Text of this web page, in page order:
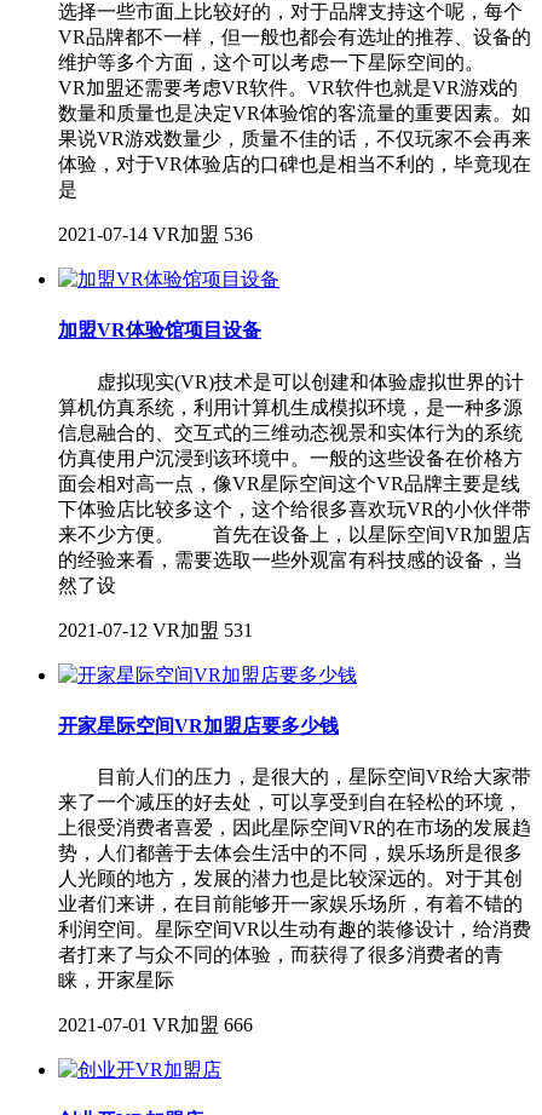
选择一些市面上比较好的，对于品牌支持这个呢，每个
VR品牌都不一样，但一般也都会有选址的推荐、设备的
维护等多个方面，这个可以考虑一下星际空间的。
VR加盟还需要考虑VR软件。VR软件也就是VR游戏的
数量和质量也是决定VR体验馆的客流量的重要因素。如
果说VR游戏数量少，质量不佳的话，不仅玩家不会再来
体验，对于VR体验店的口碑也是相当不利的，毕竟现在
是
2021-07-14 VR加盟 536
加盟VR体验馆项目设备
虚拟现实(VR)技术是可以创建和体验虚拟世界的计
算机仿真系统，利用计算机生成模拟环境，是一种多源
信息融合的、交互式的三维动态视景和实体行为的系统
仿真使用户沉浸到该环境中。一般的这些设备在价格方
面会相对高一点，像VR星际空间这个VR品牌主要是线
下体验店比较多这个，这个给很多喜欢玩VR的小伙伴带
来不少方便。 首先在设备上，以星际空间VR加盟店
的经验来看，需要选取一些外观富有科技感的设备，当
然了设
2021-07-12 VR加盟 531
开家星际空间VR加盟店要多少钱
目前人们的压力，是很大的，星际空间VR给大家带
来了一个减压的好去处，可以享受到自在轻松的环境，
上很受消费者喜爱，因此星际空间VR的在市场的发展趋
势，人们都善于去体会生活中的不同，娱乐场所是很多
人光顾的地方，发展的潜力也是比较深远的。对于其创
业者们来讲，在目前能够开一家娱乐场所，有着不错的
利润空间。星际空间VR以生动有趣的装修设计，给消费
者打来了与众不同的体验，而获得了很多消费者的青
睐，开家星际
2021-07-01 VR加盟 666